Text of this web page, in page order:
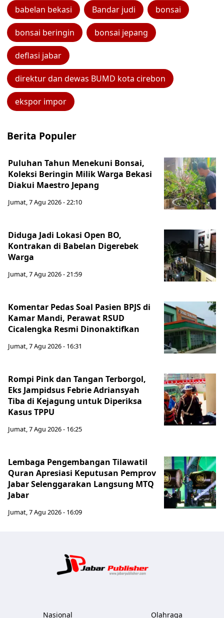
babelan bekasi Bandar judi bonsai
bonsai beringin bonsai jepang
deflasi jabar
direktur dan dewas BUMD kota cirebon
ekspor impor
Berita Populer
Puluhan Tahun Menekuni Bonsai,
Koleksi Beringin Milik Warga Bekasi
Diakui Maestro Jepang
Jumat, 7 Agu 2026 - 22:10
Diduga Jadi Lokasi Open BO,
Kontrakan di Babelan Digerebek
Warga
Jumat, 7 Agu 2026 - 21:59
Komentar Pedas Soal Pasien BPJS di
Kamar Mandi, Perawat RSUD
Cicalengka Resmi Dinonaktifkan
Jumat, 7 Agu 2026 - 16:31
Rompi Pink dan Tangan Terborgol,
Eks Jampidsus Febrie Adriansyah
Tiba di Kejagung untuk Diperiksa
Kasus TPPU
Jumat, 7 Agu 2026 - 16:25
Lembaga Pengembangan Tilawatil
Quran Apresiasi Keputusan Pemprov
Jabar Selenggarakan Langsung MTQ
Jabar
Jumat, 7 Agu 2026 - 16:09
Nasional Olahraga